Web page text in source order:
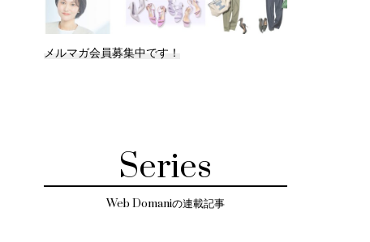
メルマガ会員募集中です！
Series
Web Domaniの連載記事